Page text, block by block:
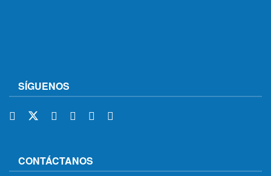
SÍGUENOS
CONTÁCTANOS